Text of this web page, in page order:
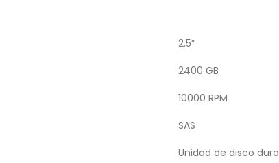
2.5″
2400 GB
10000 RPM
SAS
Unidad de disco duro